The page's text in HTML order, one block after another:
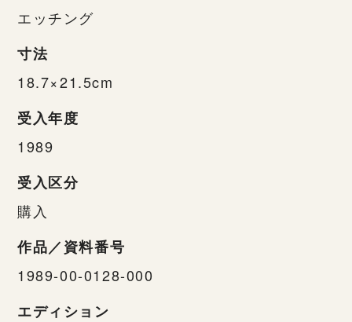
エッチング
寸法
18.7×21.5cm
受入年度
1989
受入区分
購入
作品／資料番号
1989-00-0128-000
エディション